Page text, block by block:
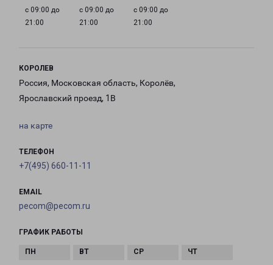
с 09:00 до
21:00
с 09:00 до
21:00
с 09:00 до
21:00
КОРОЛЕВ
Россия, Московская область, Королёв,
Ярославский проезд, 1В
на карте
ТЕЛЕФОН
+7(495) 660-11-11
EMAIL
pecom@pecom.ru
ГРАФИК РАБОТЫ